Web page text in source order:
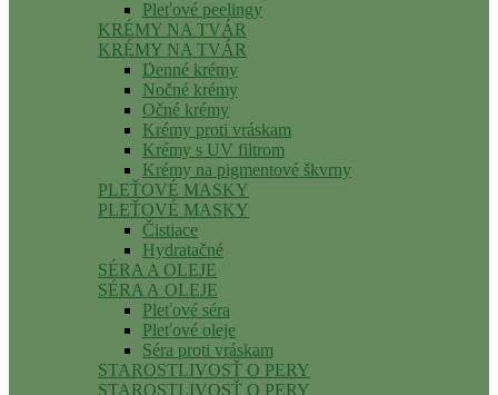
Pleťové peelingy
KRÉMY NA TVÁR
KRÉMY NA TVÁR
Denné krémy
Nočné krémy
Očné krémy
Krémy proti vráskam
Krémy s UV filtrom
Krémy na pigmentové škvrny
PLEŤOVÉ MASKY
PLEŤOVÉ MASKY
Čistiace
Hydratačné
SÉRA A OLEJE
SÉRA A OLEJE
Pleťové séra
Pleťové oleje
Séra proti vráskam
STAROSTLIVOSŤ O PERY
STAROSTLIVOSŤ O PERY